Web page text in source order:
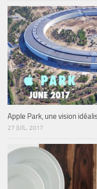
Apple Park, une vision
27 JUIL, 2017